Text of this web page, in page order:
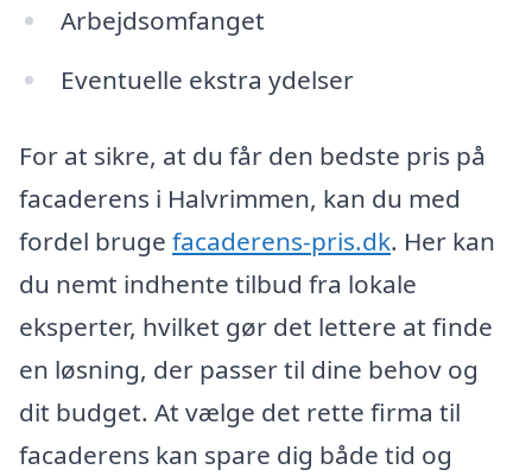
Arbejdsomfanget
Eventuelle ekstra ydelser
For at sikre, at du får den bedste pris på
facaderens i Halvrimmen, kan du med
fordel bruge facaderens-pris.dk. Her kan
du nemt indhente tilbud fra lokale
eksperter, hvilket gør det lettere at finde
en løsning, der passer til dine behov og
dit budget. At vælge det rette firma til
facaderens kan spare dig både tid og